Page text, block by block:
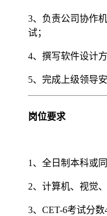
3、负责公司协作
试；
4、撰写软件设计
5、完成上级领导安
岗位要求
1、全日制本科或
2、计算机、视觉
3、CET-6考试分